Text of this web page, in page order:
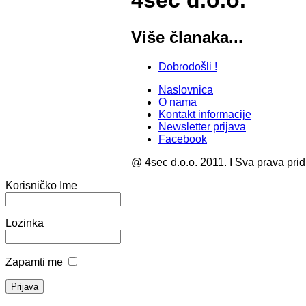
Više članaka...
Dobrodošli !
Naslovnica
O nama
Kontakt informacije
Newsletter prijava
Facebook
@ 4sec d.o.o. 2011. I Sva prava
Korisničko Ime
Lozinka
Zapamti me